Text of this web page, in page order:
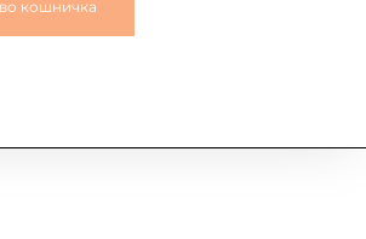
кошничка